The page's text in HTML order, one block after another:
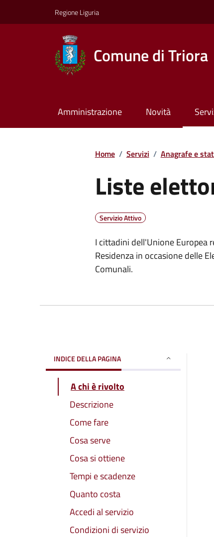
Regione Liguria
Comune di Triora
Amministrazione Novità
Home / Servizi / Anagrafe e
Liste
Servizio Attivo
I cittadini dell'Unione Europea
Residenza in occasione delle
Comunali.
INDICE DELLA PAGINA
A chi è rivolto
Descrizione
Come fare
Cosa serve
Cosa si ottiene
Tempi e scadenze
Quanto costa
Accedi al servizio
Condizioni di servizio